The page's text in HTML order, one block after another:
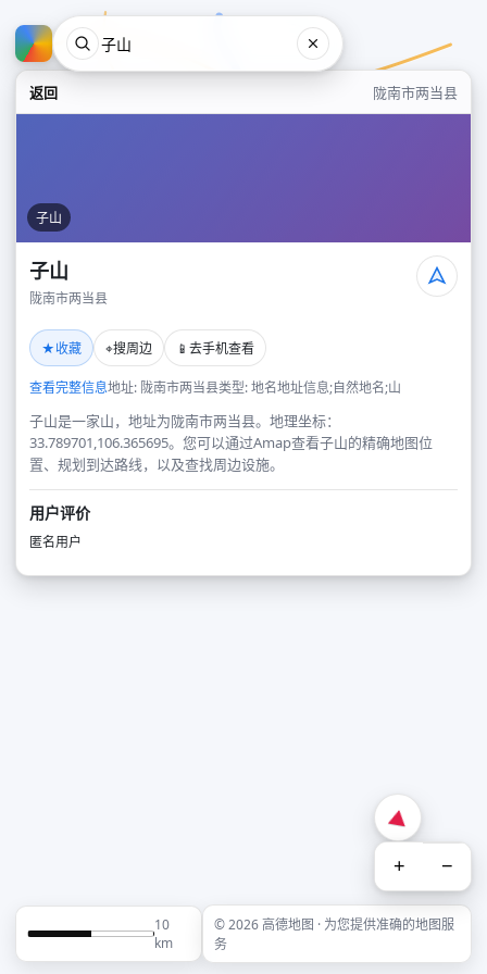
返回 陇南市两当县
子山
子山
陇南市两当县
★收藏 ⌖搜周边 📱 去手机查看
查看完整信息地址: 陇南市两当县类型: 地名地址信息;自然地名;山
子山是一家山，地址为陇南市两当县。地理坐标：
33.789701,106.365695。您可以通过Amap查看子山的精确地图位
置、规划到达路线，以及查找周边设施。
用户评价
匿名用户
+ −
10
km
© 2026 高德地图 · 为您提供准确的地图服
务